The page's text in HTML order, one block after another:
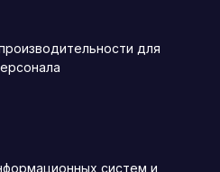
для
систем и